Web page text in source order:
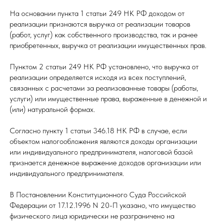
На основании пункта 1 статьи 249 НК РФ доходом от
реализации признаются выручка от реализации товаров
(работ, услуг) как собственного производства, так и ранее
приобретенных, выручка от реализации имущественных прав.
Пунктом 2 статьи 249 НК РФ установлено, что выручка от
реализации определяется исходя из всех поступлений,
связанных с расчетами за реализованные товары (работы,
услуги) или имущественные права, выраженные в денежной и
(или) натуральной формах.
Согласно пункту 1 статьи 346.18 НК РФ в случае, если
объектом налогообложения являются доходы организации
или индивидуального предпринимателя, налоговой базой
признается денежное выражение доходов организации или
индивидуального предпринимателя.
В Постановлении Конституционного Суда Российской
Федерации от 17.12.1996 N 20-П указано, что имущество
физического лица юридически не разграничено на